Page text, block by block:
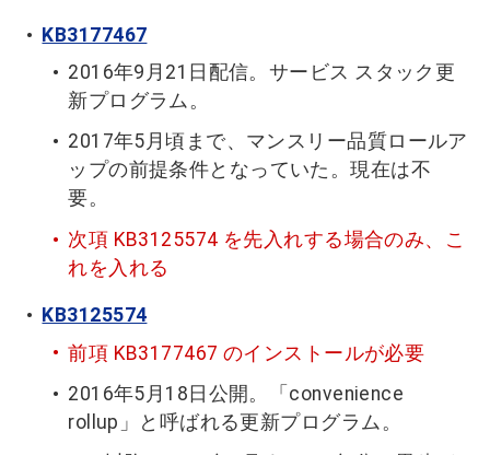
KB3177467
2016年9月21日配信。サービス スタック更
新プログラム。
2017年5月頃まで、マンスリー品質ロールア
ップの前提条件となっていた。現在は不
要。
次項 KB3125574 を先入れする場合のみ、こ
れを入れる
KB3125574
前項 KB3177467 のインストールが必要
2016年5月18日公開。「convenience
rollup」と呼ばれる更新プログラム。